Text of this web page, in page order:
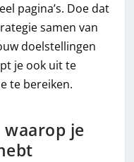
pagina’s. Doe dat
samen van
doelstellingen
je ook uit te
te bereiken.
je